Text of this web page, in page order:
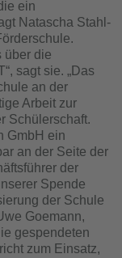
ein
Natascha Stahl-
über die
sagt sie. „Das
an der
Arbeit zur
Schülerschaft.
GmbH ein
an der Seite der
der
Spende
der Schule
Goemann,
gespendeten
zum Einsatz,